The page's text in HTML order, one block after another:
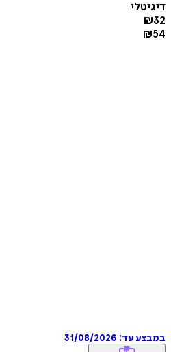
דיגיטלי
₪32
₪54
במבצע עד: 31/08/2026